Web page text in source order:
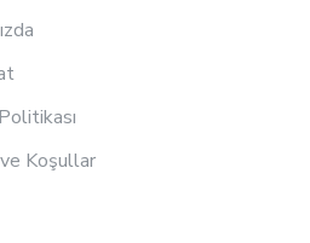
Koşullar